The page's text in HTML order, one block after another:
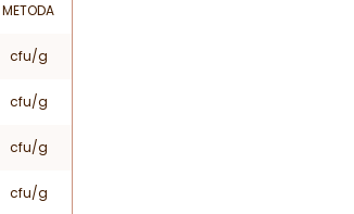
METODA
cfu/g
cfu/g
cfu/g
cfu/g